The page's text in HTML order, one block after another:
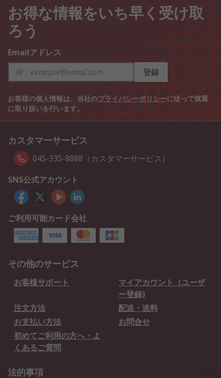
お得な情報をいち早く受け取
ろう
Emailアドレス
登録
お客様の個人情報は、当社のプライバシーポリシーに従って慎重
に取り扱いを行います。
カスタマーサービス
045-335-8888（カスタマーサービス）
SNS公式アカウント
ご利用可能カード会社
その他のサービス
お客様サポート
マイアカウント（ユーザ
ー登録)
注文方法
配送・送料
お支払い方法
お問合せ
初めてご利用の方へ・よ
くあるご質問
法的事項